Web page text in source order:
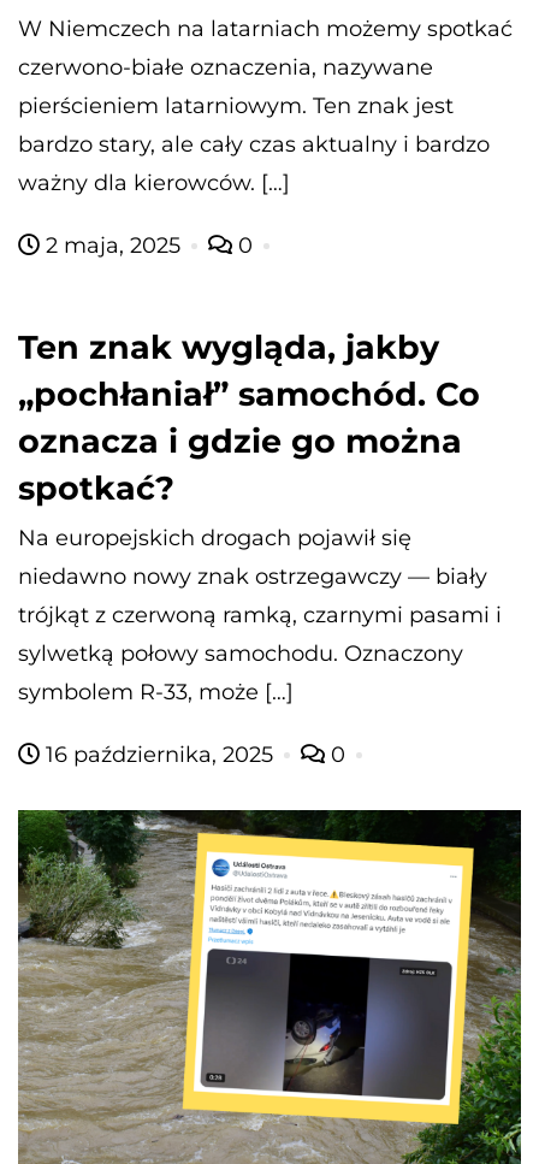
W Niemczech na latarniach możemy spotkać
czerwono-białe oznaczenia, nazywane
pierścieniem latarniowym. Ten znak jest
bardzo stary, ale cały czas aktualny i bardzo
ważny dla kierowców. […]
2 maja, 2025 0
Ten znak wygląda, jakby
„pochłaniał” samochód. Co
oznacza i gdzie go można
spotkać?
Na europejskich drogach pojawił się
niedawno nowy znak ostrzegawczy — biały
trójkąt z czerwoną ramką, czarnymi pasami i
sylwetką połowy samochodu. Oznaczony
symbolem R-33, może […]
16 października, 2025 0